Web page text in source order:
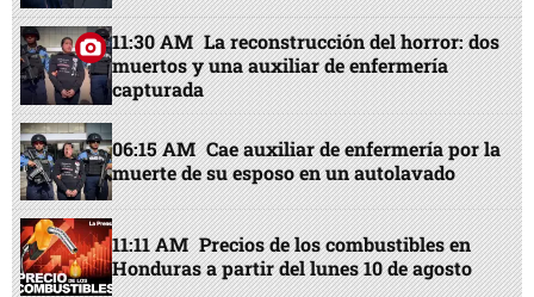
11:30 AM La reconstrucción del horror: dos
muertos y una auxiliar de enfermería
capturada
06:15 AM Cae auxiliar de enfermería por la
muerte de su esposo en un autolavado
11:11 AM Precios de los combustibles en
Honduras a partir del lunes 10 de agosto